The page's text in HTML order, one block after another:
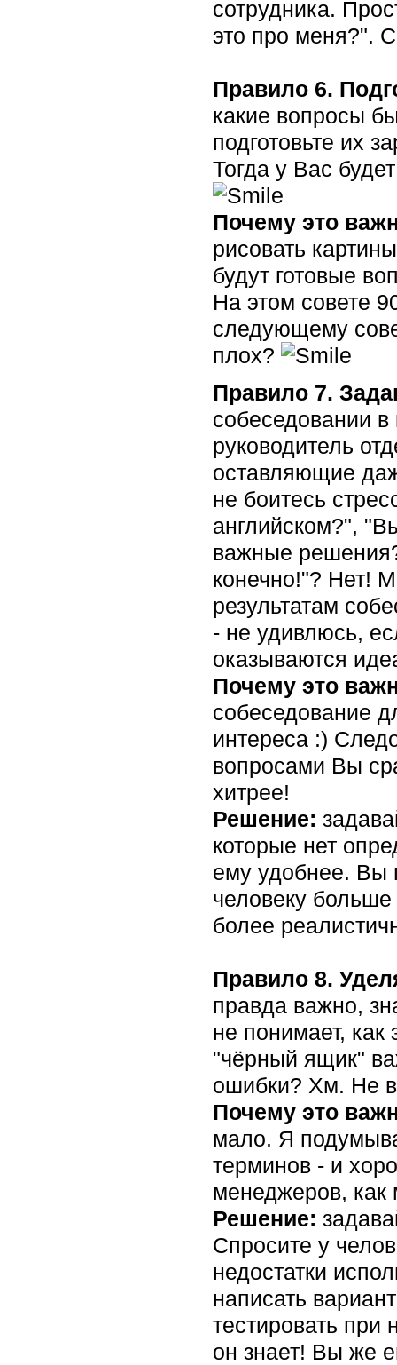
сотрудника.
это про меня?".
Правило 6.
какие вопросы
подготовьте их
Тогда у Вас
Почему это
рисовать
будут готовые
На этом совете
следующему
плох?
Правило 7.
собеседовании
руководитель
оставляющие
не боитесь
английском?",
важные
конечно!"? Нет!
результатам
- не удивлюсь,
оказываются
Почему это
собеседование
интереса :)
вопросами Вы
хитрее!
Решение:
которые нет
ему удобнее. Вы
человеку больше
более
Правило 8.
правда важно,
не понимает,
"чёрный ящик"
ошибки? Хм. Не
Почему это
мало. Я
терминов - и
менеджеров,
Решение:
Спросите у
недостатки
написать
тестировать при
он знает! Вы же